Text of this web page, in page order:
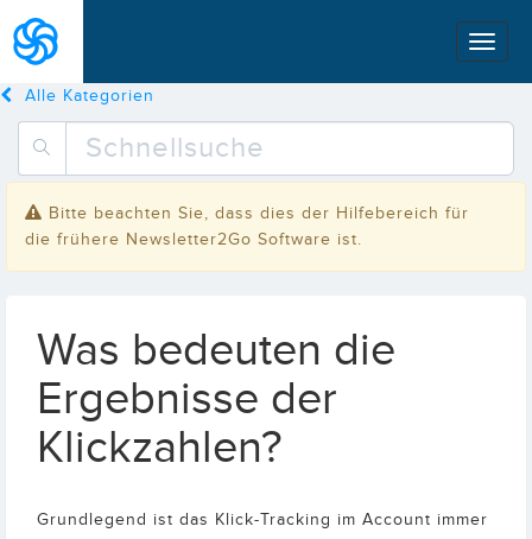
Alle Kategorien
Bitte beachten Sie, dass dies der Hilfebereich für
die frühere Newsletter2Go Software ist.
Was bedeuten die
Ergebnisse der
Klickzahlen?
Grundlegend ist das Klick-Tracking im Account immer